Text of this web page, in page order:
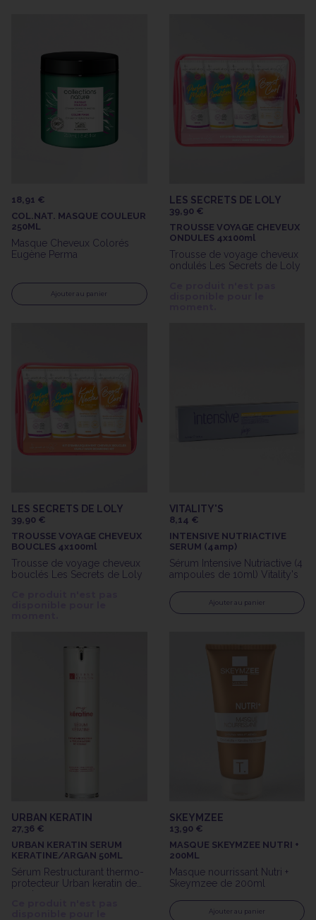
18,91 €
COL.NAT. MASQUE COULEUR
250ML
Masque Cheveux Colorés
Eugène Perma
Ajouter au panier
LES SECRETS DE LOLY
39,90 €
TROUSSE VOYAGE CHEVEUX
ONDULES 4x100ml
Trousse de voyage cheveux
ondulés Les Secrets de Loly
LES SECRETS DE LOLY
39,90 €
TROUSSE VOYAGE CHEVEUX
BOUCLES 4x100ml
Trousse de voyage cheveux
bouclés Les Secrets de Loly
VITALITY'S
8,14 €
INTENSIVE NUTRIACTIVE
SERUM (4amp)
Sérum Intensive Nutriactive (4
ampoules de 10ml) Vitality's
Ajouter au panier
URBAN KERATIN
27,36 €
URBAN KERATIN SERUM
KERATINE/ARGAN 50ML
Sérum Restructurant thermo-
protecteur Urban keratin de
50ml
SKEYMZEE
13,90 €
MASQUE SKEYMZEE NUTRI +
200ML
Masque nourrissant Nutri +
Skeymzee de 200ml
Ajouter au panier